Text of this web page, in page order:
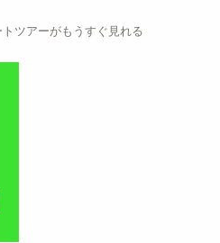
ツアーがもうすぐ見れる